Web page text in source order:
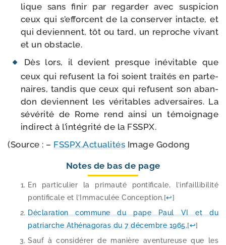
lique sans finir par regar­der avec sus­pi­cion
ceux qui s’ef­forcent de la conser­ver intacte, et
qui deviennent, tôt ou tard, un reproche vivant
et un obstacle.
Dès lors, il devient presque inévi­table que
ceux qui refusent la foi soient trai­tés en par­te­
naires, tan­dis que ceux qui refusent son aban­
don deviennent les véri­tables adver­saires. La
sévé­ri­té de Rome rend ain­si un témoi­gnage
indi­rect à l’intégrité de la FSSPX.
(Source : – FSSPX.Actualités Image Godong
Notes de bas de page
En par­ti­cu­lier la pri­mau­té pon­ti­fi­cale, l’infaillibilité
pon­ti­fi­cale et l’Immaculée Conception.[↩]
Déclaration com­mune du pape Paul VI et du
patriarche Athénagoras du 7 décembre 1965.[↩]
Sauf à consi­dé­rer de manière aven­tu­reuse que les